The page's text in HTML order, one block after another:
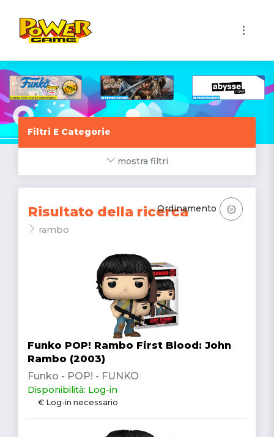
Filtri E Categorie
mostra filtri
Risultato della ricerca
rambo
Ordinamento
Funko POP! Rambo First Blood: John
Rambo (2003)
Funko - POP! - FUNKO
Disponibilità: Log-in
€ Log-in necessario